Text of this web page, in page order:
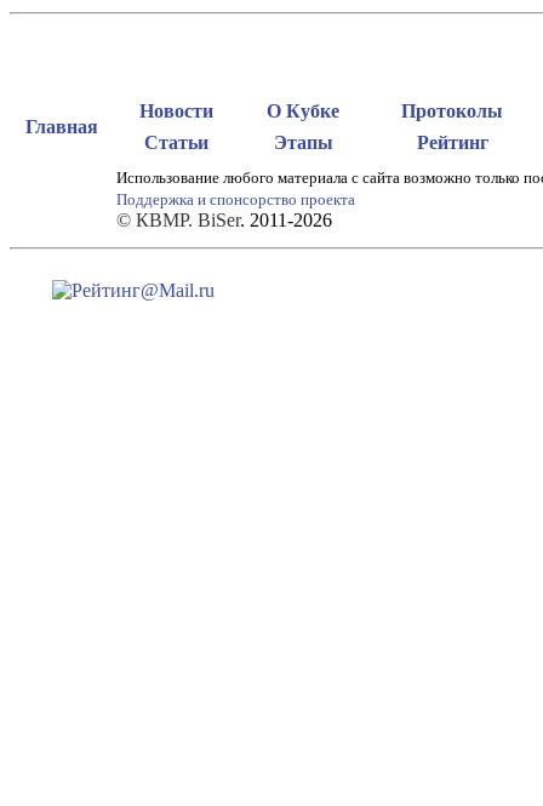
Главная
Новости О Кубке
Протоколы
Статьи
Этапы Рейтинг
Использование любого материала с сайта возможно только
Поддержка и спонсорство проекта
© КВМР. BiSer. 2011-2026